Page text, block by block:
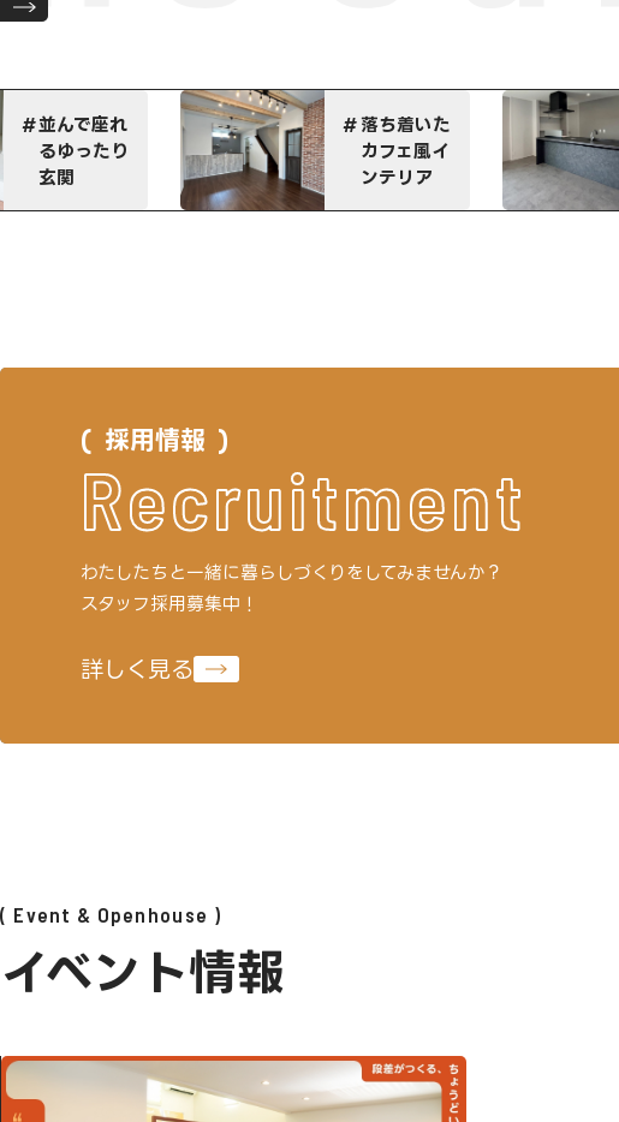
落ち着いた
カフェ風イ
ンテリア
ドなアイラ
ンドキッチ
ン
採用情報
Recruitment
わたしたちと一緒に暮らしづくりをしてみませんか？
スタッフ採用募集中！
詳しく見る
Event & Openhouse
イベント情報